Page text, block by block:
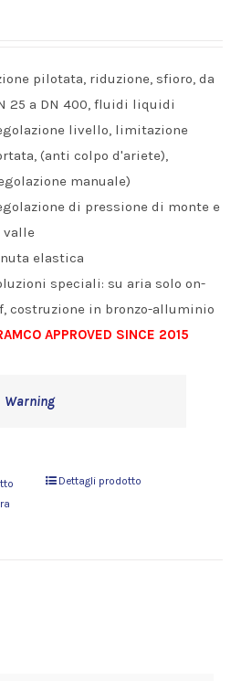
pilotata, riduzione, sfioro, da
25 a DN 400, fluidi liquidi
livello, limitazione
(anti colpo d'ariete),
manuale)
di pressione di monte e
valle
elastica
speciali: su aria solo on-
costruzione in bronzo-alluminio
APPROVED SINCE 2015
Warning
Dettagli prodotto